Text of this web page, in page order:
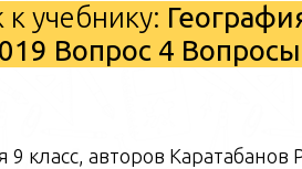
учебнику:
Вопрос 4 Вопросы
класс, авторов Каратабанов